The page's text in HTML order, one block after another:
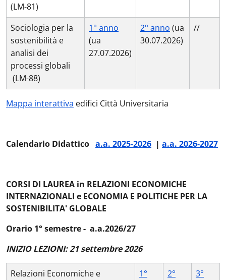
(LM-81)
Sociologia per la
sostenibilità e
analisi dei
processi globali
(LM-88)
1° anno
(ua
27.07.2026)
2° anno (ua
30.07.2026)
//
Mappa interattiva edifici Città Universitaria
Calendario Didattico a.a. 2025-2026 | a.a. 2026-2027
CORSI DI LAUREA in RELAZIONI ECONOMICHE
INTERNAZIONALI e ECONOMIA E POLITICHE PER LA
SOSTENIBILITA' GLOBALE
Orario 1° semestre - a.a.2026/27
INIZIO LEZIONI: 21 settembre 2026
Relazioni Economiche e
1°
2°
3°